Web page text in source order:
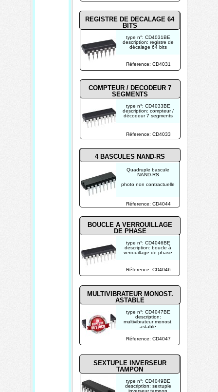
type n°: CD4049BE
description: sextuple
inverseur tampon
Réference: CD4044
type n°: CD4031BE
description: registre de
décalage 64 bits
type n°: CD4033BE
description: compteur /
décodeur 7 segments
type n°: CD4046BE
description: boucle à
verrouillage de phase
COMPTEUR / DECODEUR 7
SEGMENTS
BOUCLE A VERROUILLAGE
DE PHASE
Réference: CD4031
Réference: CD4033
Réference: CD4046
Quadruple bascule
NAND-RS
photo non contractuelle
REGISTRE DE DECALAGE 64
BITS
4 BASCULES NAND-RS
SEXTUPLE INVERSEUR
TAMPON
type n°: CD4047BE
description:
multivibrateur monost.
astable
photo non contractuelle
MULTIVIBRATEUR MONOST.
ASTABLE
Réference: CD4047